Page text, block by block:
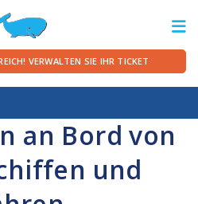
DEU ENG
VERWALTEN SIE IHR TICKET
bord/Schlafen/Kabinen
an Bord von
und